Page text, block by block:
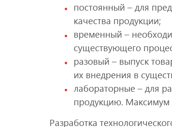
постоянный – для
качества продукции;
временный –
существующего
разовый – выпуск
их внедрения в
лабораторные – для
продукцию. Максимум
Разработка